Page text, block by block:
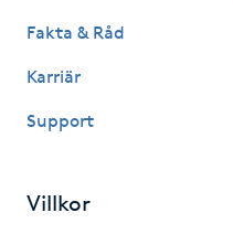
NBE-massage
O
Fakta & Råd
Karriär
Support
Villkor